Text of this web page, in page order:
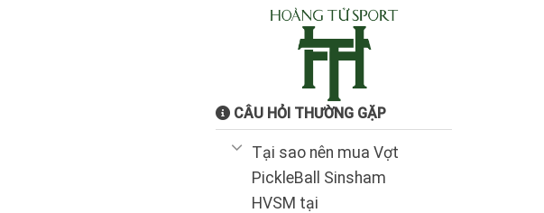
CÂU HỎI THƯỜNG GẶP
Tại sao nên mua Vợt
PickleBall Sinsham
HVSM tại